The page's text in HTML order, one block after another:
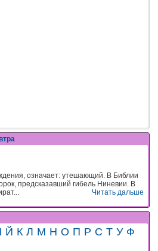
означает: утешающий. В Библии
предсказавший гибель Ниневии. В
Читать дальше
Й К Л М Н О П Р С Т У Ф